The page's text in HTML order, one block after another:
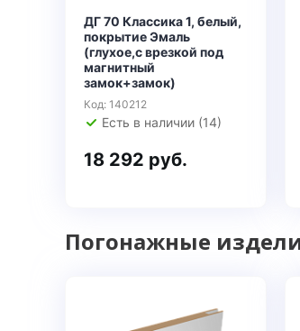
ДГ 70 Классика 1, белый,
покрытие Эмаль
(глухое,с врезкой под
магнитный
замок+замок)
Код: 140212
Есть в наличии (14)
18 292 руб.
Погонажные